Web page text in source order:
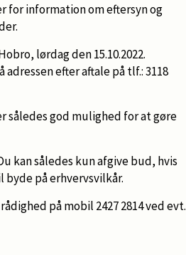
for information om eftersyn og
lørdag den 15.10.2022.
efter aftale på tlf.: 3118
således god mulighed for at gøre
kan således kun afgive bud, hvis
byde på erhvervsvilkår.
på mobil 2427 2814 ved evt.